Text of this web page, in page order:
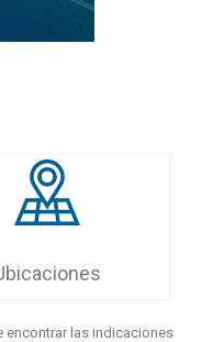
encontrar las indicaciones